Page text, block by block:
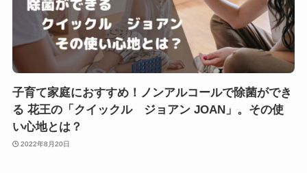
子育て家庭におすすめ！ノンアルコールで除菌ができ
る 花王の「クイックル ジョアン JOAN」。その使
い心地とは？
2022年8月20日